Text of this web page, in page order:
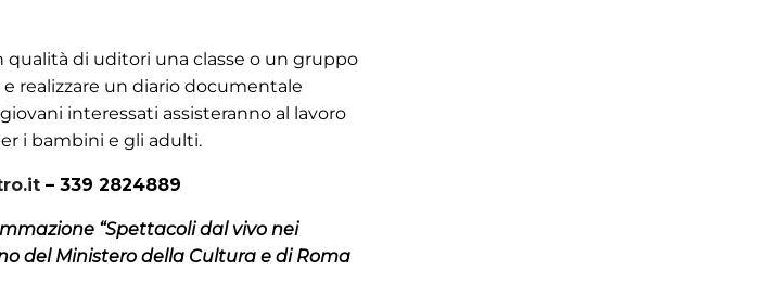
di uditori una classe o un gruppo
realizzare un diario documentale
interessati assisteranno al lavoro
i bambini e gli adulti.
– 339 2824889
“Spettacoli dal vivo nei
del Ministero della Cultura e di Roma